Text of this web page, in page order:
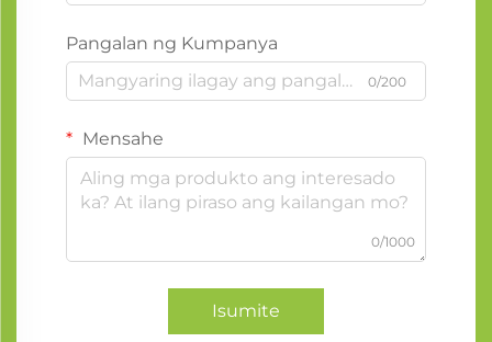
Pangalan ng Kumpanya
0/200
Mensahe
0/1000
Isumite